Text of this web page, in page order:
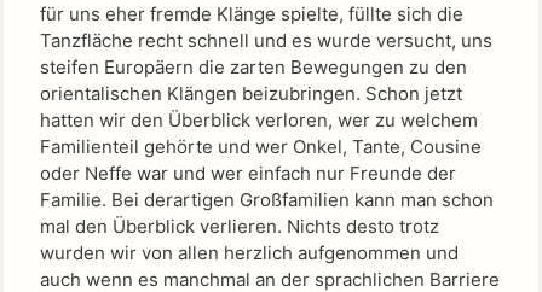
für uns eher fremde Klänge spielte, füllte sich die
Tanzfläche recht schnell und es wurde versucht, uns
steifen Europäern die zarten Bewegungen zu den
orientalischen Klängen beizubringen. Schon jetzt
hatten wir den Überblick verloren, wer zu welchem
Familienteil gehörte und wer Onkel, Tante, Cousine
oder Neffe war und wer einfach nur Freunde der
Familie. Bei derartigen Großfamilien kann man schon
mal den Überblick verlieren. Nichts desto trotz
wurden wir von allen herzlich aufgenommen und
auch wenn es manchmal an der sprachlichen Barriere